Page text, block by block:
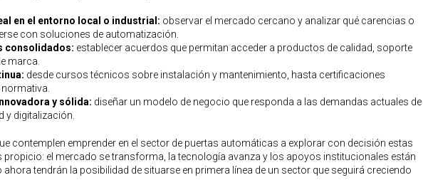
en el entorno local o industrial: observar el mercado cercano y analizar qué carencias o
con soluciones de automatización.
consolidados: establecer acuerdos que permitan acceder a productos de calidad, soporte
marca.
desde cursos técnicos sobre instalación y mantenimiento, hasta certificaciones
y sólida: diseñar un modelo de negocio que responda a las demandas actuales de
y digitalización.
contemplen emprender en el sector de puertas automáticas a explorar con decisión estas
propicio: el mercado se transforma, la tecnología avanza y los apoyos institucionales están
ahora tendrán la posibilidad de situarse en primera línea de un sector que seguirá creciendo